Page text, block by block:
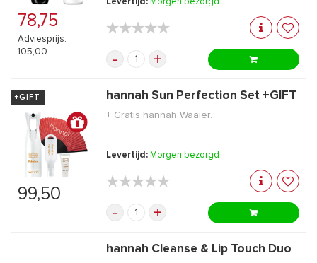
78,75
Adviesprijs:
105,00
★★★★★
★★★★★
- +
+GIFT
99,50
hannah Sun Perfection Set +GIFT
+ Gratis hannah Waaier.
Levertijd: Morgen bezorgd
★★★★★
★★★★★
- +
hannah Cleanse & Lip Touch Duo